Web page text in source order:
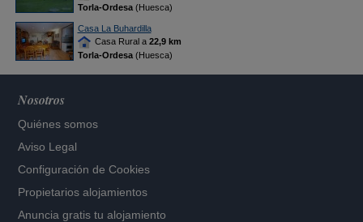
Torla-Ordesa(Huesca)
Casa La Buhardilla
Casa Rural a 22,9 km
Torla-Ordesa(Huesca)
Nosotros
Quiénes somos
Aviso Legal
Configuración de Cookies
Propietarios alojamientos
Anuncia gratis tu alojamiento